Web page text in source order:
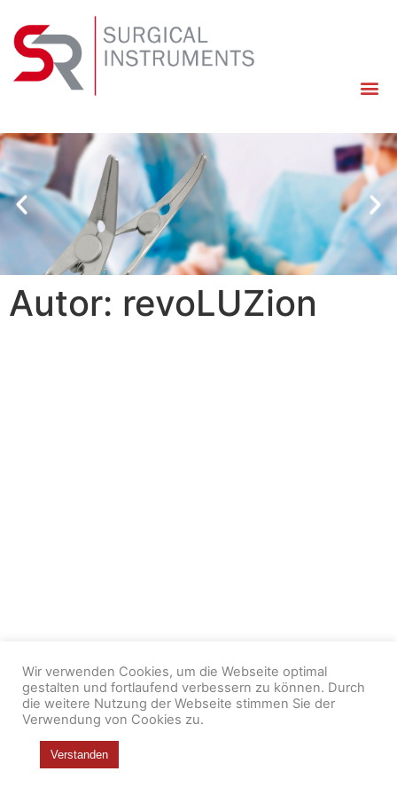
Autor: revoLUZion
Wir verwenden Cookies, um die Webseite optimal
gestalten und fortlaufend verbessern zu können. Durch
die weitere Nutzung der Webseite stimmen Sie der
Verwendung von Cookies zu.
Verstanden